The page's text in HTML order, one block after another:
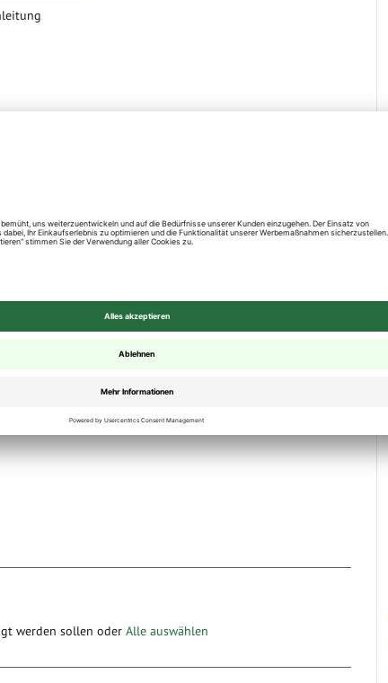
Diese wird
– 10 %
kann ganz
und
Maserung
werden sollen oder Alle auswählen